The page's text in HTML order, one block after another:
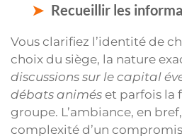
Recueillir les
Vous clarifiez l’identité de
choix du siège, la nature
discussions sur le capital
débats animés et parfois la
groupe. L’ambiance, en
complexité d’un